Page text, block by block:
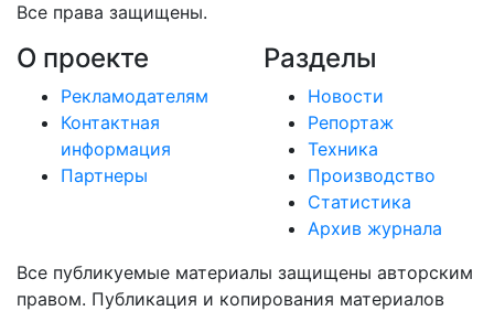
Все права защищены.
О проекте
Рекламодателям
Контактная
информация
Партнеры
Разделы
Новости
Репортаж
Техника
Производство
Статистика
Архив журнала
Все публикуемые материалы защищены авторским
правом. Публикация и копирования материалов